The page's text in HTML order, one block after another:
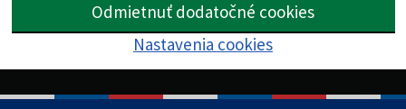
Odmietnuť dodatočné cookies
Nastavenia cookies